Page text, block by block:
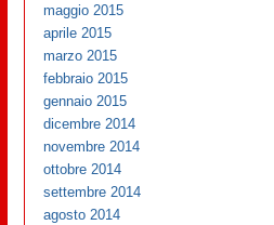
maggio 2015
aprile 2015
marzo 2015
febbraio 2015
gennaio 2015
dicembre 2014
novembre 2014
ottobre 2014
settembre 2014
agosto 2014